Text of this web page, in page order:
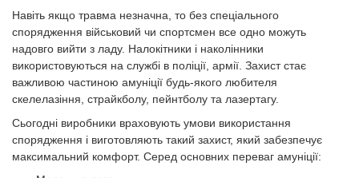
Навіть якщо травма незначна, то без спеціального
спорядження військовий чи спортсмен все одно можуть
надовго вийти з ладу. Налокітники і наколінники
використовуються на службі в поліції, армії. Захист стає
важливою частиною амуніції будь-якого любителя
скелелазіння, страйкболу, пейнтболу та лазертагу.
Сьогодні виробники враховують умови використання
спорядження і виготовляють такий захист, який забезпечує
максимальний комфорт. Серед основних переваг амуніції: